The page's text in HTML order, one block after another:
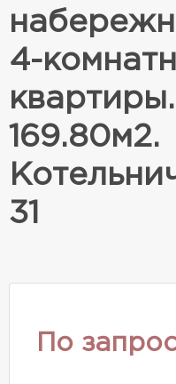
4-
169.80м2.
31
По